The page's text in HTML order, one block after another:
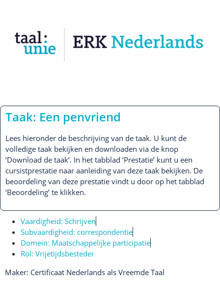
Taak: Een penvriend
Lees hieronder de beschrijving van de taak. U kunt de
volledige taak bekijken en downloaden via de knop
‘Download de taak’. In het tabblad ‘Prestatie’ kunt u een
cursistprestatie naar aanleiding van deze taak bekijken. De
beoordeling van deze prestatie vindt u door op het tabblad
‘Beoordeling’ te klikken.
Vaardigheid: Schrijven
Subvaardigheid: correspondentie
Domein: Maatschappelijke participatie
Rol: Vrijetijdsbesteder
Maker: Certificaat Nederlands als Vreemde Taal